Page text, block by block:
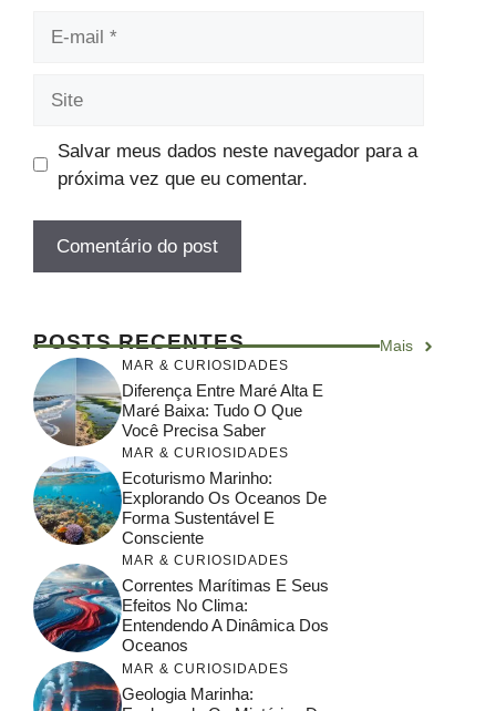
Salvar meus dados neste navegador para a
próxima vez que eu comentar.
POSTS RECENTES Mais
MAR & CURIOSIDADES
Diferença Entre Maré Alta E
Maré Baixa: Tudo O Que
Você Precisa Saber
MAR & CURIOSIDADES
Ecoturismo Marinho:
Explorando Os Oceanos De
Forma Sustentável E
Consciente
MAR & CURIOSIDADES
Correntes Marítimas E Seus
Efeitos No Clima:
Entendendo A Dinâmica Dos
Oceanos
MAR & CURIOSIDADES
Geologia Marinha: